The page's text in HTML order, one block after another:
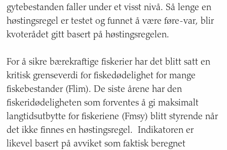
gytebestanden faller under et visst nivå. Så lenge en
høstingsregel er testet og funnet å være føre-var, blir
kvoterådet gitt basert på høstingsregelen.
For å sikre bærekraftige fiskerier har det blitt satt en
kritisk grenseverdi for fiskedødelighet for mange
fiskebestander (Flim). De siste årene har den
fiskeridødeligheten som forventes å gi maksimalt
langtidsutbytte for fiskeriene (Fmsy) blitt styrende når
det ikke finnes en høstingsregel. Indikatoren er
likevel basert på avviket som faktisk beregnet